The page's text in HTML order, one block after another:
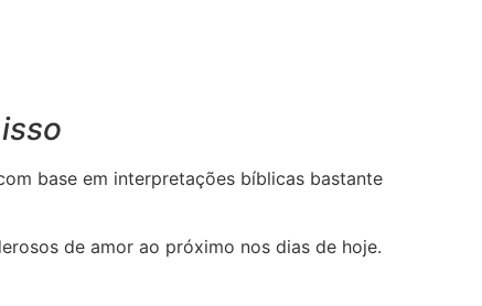
base em interpretações bíblicas bastante
de amor ao próximo nos dias de hoje.